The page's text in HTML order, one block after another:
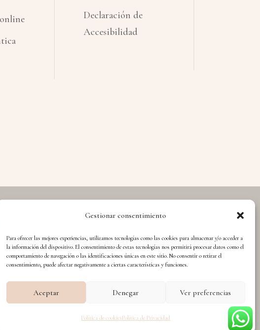
Gestionar consentimiento
Para ofrecer las mejores experiencias, utilizamos tecnologías como las cookies para almacenar y/o acceder a
la información del dispositivo. El consentimiento de estas tecnologías nos permitirá procesar datos como el
comportamiento de navegación o las identificaciones únicas en este sitio. No consentir o retirar el
consentimiento, puede afectar negativamente a ciertas características y funciones.
Aceptar Denegar Ver preferencias
Política de cookiesPolítica de Privacidad
Declaración de
Accesibilidad
Diseño WsM